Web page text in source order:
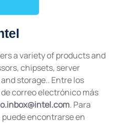
a variety of products and
chipsets, server
storage.. Entre los
correo electrónico más
. Para
encontrarse en